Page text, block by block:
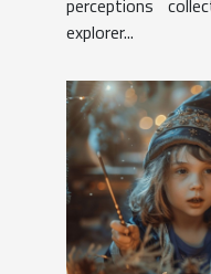
perceptions
explorer...